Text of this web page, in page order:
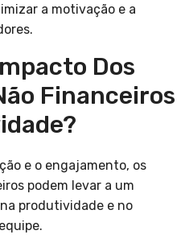
a motivação e a
Dos
Financeiros
e o engajamento, os
podem levar a um
produtividade e no